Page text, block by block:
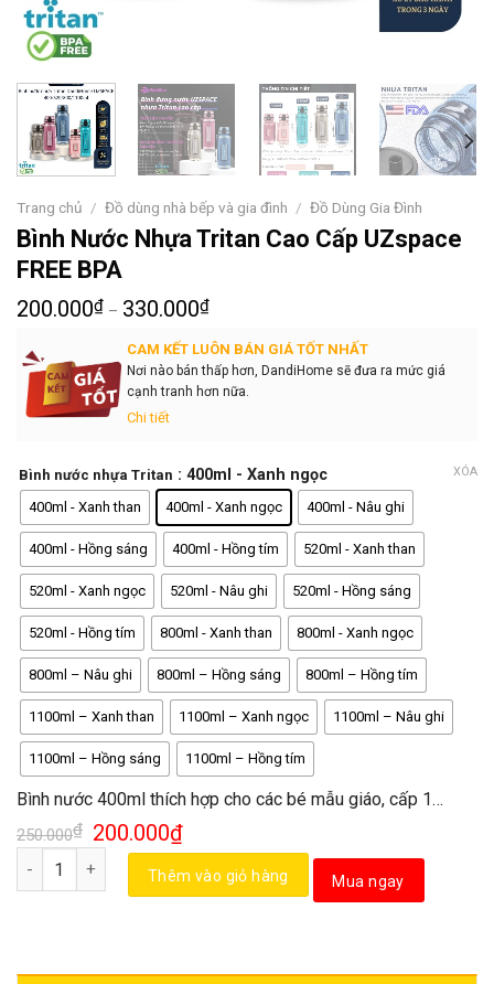
Trang chủ / Đồ dùng nhà bếp và gia đình / Đồ Dùng Gia Đình
Bình Nước Nhựa Tritan Cao Cấp UZspace
FREE BPA
200.000₫ – 330.000₫
CAM KẾT LUÔN BÁN GIÁ TỐT NHẤT
Nơi nào bán thấp hơn, DandiHome sẽ đưa ra mức giá
cạnh tranh hơn nữa.
Chi tiết
Bình nước nhựa Tritan : 400ml - Xanh ngọc
400ml - Xanh than 400ml - Xanh ngọc 400ml - Nâu ghi
400ml - Hồng sáng 400ml - Hồng tím 520ml - Xanh than
520ml - Xanh ngọc 520ml - Nâu ghi 520ml - Hồng sáng
520ml - Hồng tím 800ml - Xanh than 800ml - Xanh ngọc
800ml – Nâu ghi 800ml – Hồng sáng 800ml – Hồng tím
1100ml – Xanh than 1100ml – Xanh ngọc 1100ml – Nâu ghi
1100ml – Hồng sáng 1100ml – Hồng tím
XÓA
Bình nước 400ml thích hợp cho các bé mẫu giáo, cấp 1…
250.000₫ 200.000₫
Số lượng
Thêm vào giỏ hàng Mua ngay